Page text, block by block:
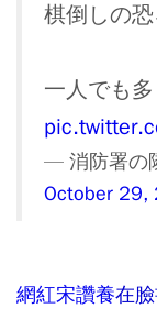
棋倒しの
一人でも
— 消防署の
October 29,
網紅宋讚養在